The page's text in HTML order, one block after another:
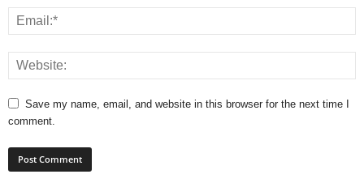
Save my name, email, and website in this browser for the next time I
comment.